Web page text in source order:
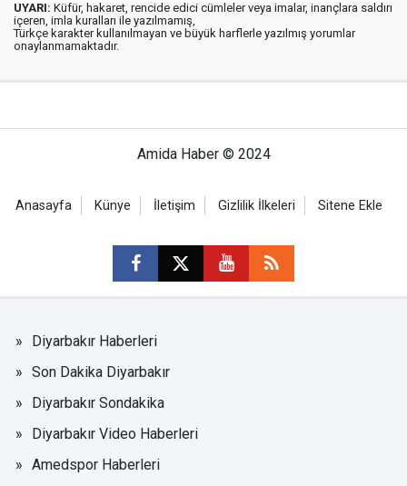
UYARI: Küfür, hakaret, rencide edici cümleler veya imalar, inançlara saldırı
içeren, imla kuralları ile yazılmamış,
Türkçe karakter kullanılmayan ve büyük harflerle yazılmış yorumlar
onaylanmamaktadır.
Amida Haber © 2024
Anasayfa Künye İletişim Gizlilik İlkeleri Sitene Ekle
Diyarbakır Haberleri
Son Dakika Diyarbakır
Diyarbakır Sondakika
Diyarbakır Video Haberleri
Amedspor Haberleri